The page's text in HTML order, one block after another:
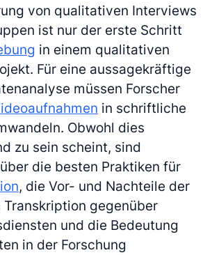
von qualitativen Interviews
ist nur der erste Schritt
in einem qualitativen
Für eine aussagekräftige
müssen Forscher
in schriftliche
Obwohl dies
zu sein scheint, sind
die besten Praktiken für
, die Vor- und Nachteile der
gegenüber
und die Bedeutung
in der Forschung